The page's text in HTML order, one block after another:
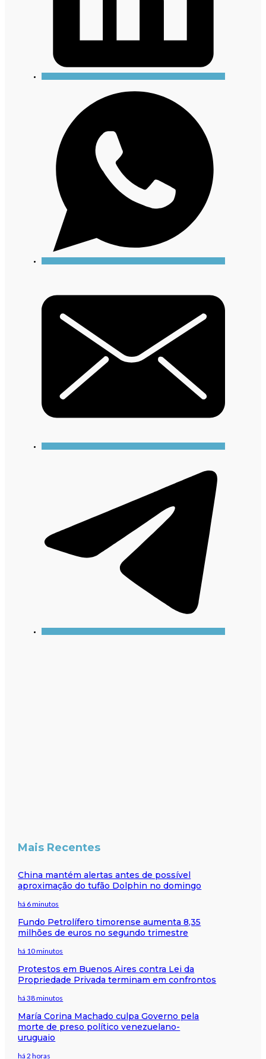
Mais Recentes
China mantém alertas antes de possível
aproximação do tufão Dolphin no domingo
há 6 minutos
Fundo Petrolífero timorense aumenta 8,35
milhões de euros no segundo trimestre
há 10 minutos
Protestos em Buenos Aires contra Lei da
Propriedade Privada terminam em confrontos
há 38 minutos
María Corina Machado culpa Governo pela
morte de preso político venezuelano-
uruguaio
há 2 horas